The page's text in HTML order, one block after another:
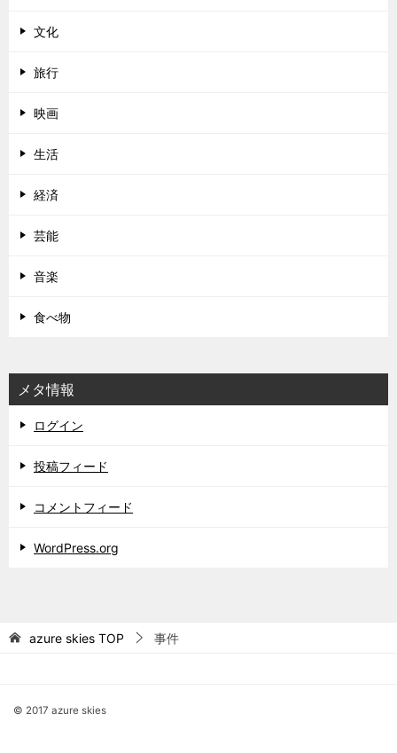
文化
旅行
映画
生活
経済
芸能
音楽
食べ物
メタ情報
ログイン
投稿フィード
コメントフィード
WordPress.org
azure skies TOP 事件
© 2017 azure skies